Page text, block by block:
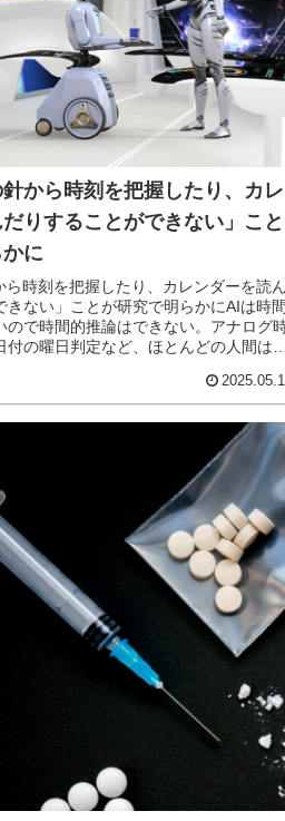
から時刻を把握したり、カレ
りすることができない」こと
に
ら時刻を把握したり、カレンダーを読ん
きない」ことが研究で明らかにAIは時間
ので時間的推論はできない。アナログ
付の曜日判定など、ほとんどの人間は簡